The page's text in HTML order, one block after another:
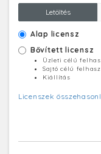
Letöltés
Alap licensz
Bővített licensz
Üzleti célú
Sajtó célú
Kiállítás
Licenszek